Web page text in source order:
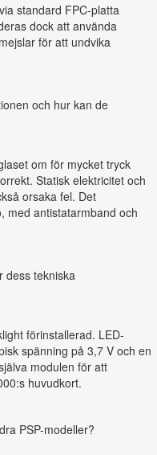
standard FPC-platta
dock att använda
för att undvika
och hur kan de
om för mycket tryck
Statisk elektricitet och
orsaka fel. Det
med antistatarmband och
dess tekniska
förinstallerad. LED-
spänning på 3,7 V och en
modulen för att
huvudkort.
PSP-modeller?